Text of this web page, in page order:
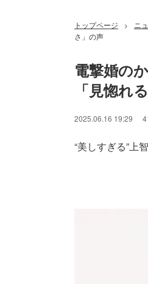
トップページ > ニ
さ」の声
電撃婚の
「見惚れ
2025.06.16 19:29
“美しすぎる”上